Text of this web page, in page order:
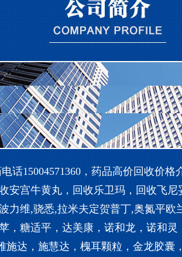
话15004571360，药品高价回收价格
安宫牛黄丸，回收乐卫玛，回收飞尼
力维,骁悉,拉米夫定贺普丁,奥氮平欧
，糖适平，达美康，诺和龙，诺和灵
施达，施慧达，槐耳颗粒，金龙胶囊